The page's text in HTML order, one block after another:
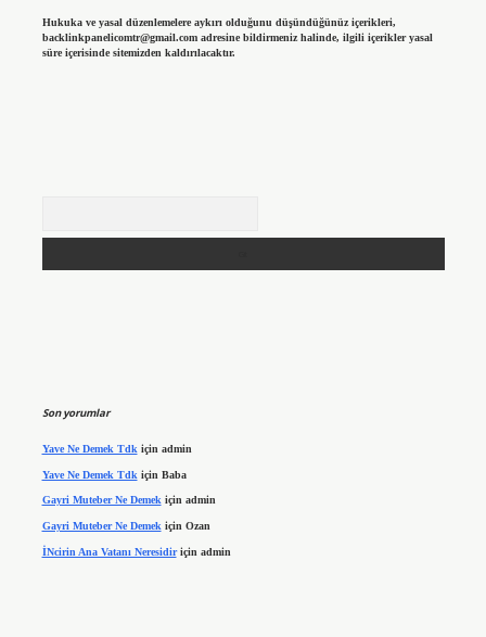
Hukuka ve yasal düzenlemelere aykırı olduğunu düşündüğünüz içerikleri,
backlinkpanelicomtr@gmail.comadresine bildirmeniz halinde, ilgili içerikler yasal
süre içerisinde sitemizden kaldırılacaktır.
Son yorumlar
Yave Ne Demek Tdk için admin
Yave Ne Demek Tdk için Baba
Gayri Muteber Ne Demekiçin admin
Gayri Muteber Ne Demek için Ozan
İNcirin Ana Vatanı Neresidiriçin admin